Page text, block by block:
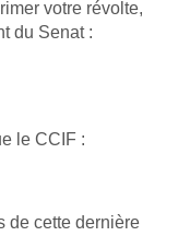
votre révolte,
du Senat :
le CCIF :
de cette dernière